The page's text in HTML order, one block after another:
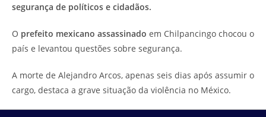
segurança de políticos e cidadãos.
O prefeito mexicano assassinado em Chilpancingo chocou o
país e levantou questões sobre segurança.
A morte de Alejandro Arcos, apenas seis dias após assumir o
cargo, destaca a grave situação da violência no México.